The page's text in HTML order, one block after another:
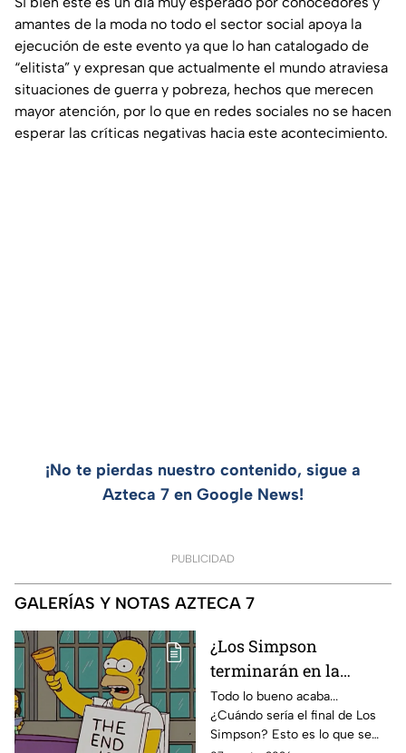
amantes de la moda no todo el sector social apoya la
ejecución de este evento ya que lo han catalogado de
“elitista” y expresan que actualmente el mundo atraviesa
situaciones de guerra y pobreza, hechos que merecen
mayor atención, por lo que en redes sociales no se hacen
esperar las críticas negativas hacia este acontecimiento.
¡No te pierdas nuestro contenido, sigue a
Azteca 7 en Google News!
PUBLICIDAD
GALERÍAS Y NOTAS AZTECA 7
¿Los Simpson
terminarán en la
temporada 40? Actriz
de Bart Simpson da
IMPACTANTE
Todo lo bueno acaba...
¿Cuándo sería el final de Los
Simpson? Esto es lo que se